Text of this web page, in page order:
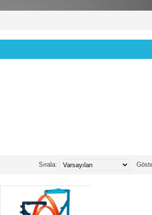
Sırala: